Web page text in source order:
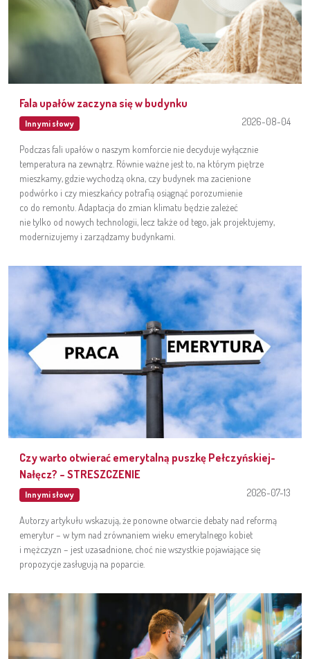
Fala upałów zaczyna się w budynku
Innymi słowy 2026-08-04
Podczas fali upałów o naszym komforcie nie decyduje wyłącznie
temperatura na zewnątrz. Równie ważne jest to, na którym piętrze
mieszkamy, gdzie wychodzą okna, czy budynek ma zacienione
podwórko i czy mieszkańcy potrafią osiągnąć porozumienie
co do remontu. Adaptacja do zmian klimatu będzie zależeć
nie tylko od nowych technologii, lecz także od tego, jak projektujemy,
modernizujemy i zarządzamy budynkami.
Czy warto otwierać emerytalną puszkę Pełczyńskiej-
Nałęcz? – STRESZCZENIE
Innymi słowy 2026-07-13
Autorzy artykułu wskazują, że ponowne otwarcie debaty nad reformą
emerytur – w tym nad zrównaniem wieku emerytalnego kobiet
i mężczyzn – jest uzasadnione, choć nie wszystkie pojawiające się
propozycje zasługują na poparcie.